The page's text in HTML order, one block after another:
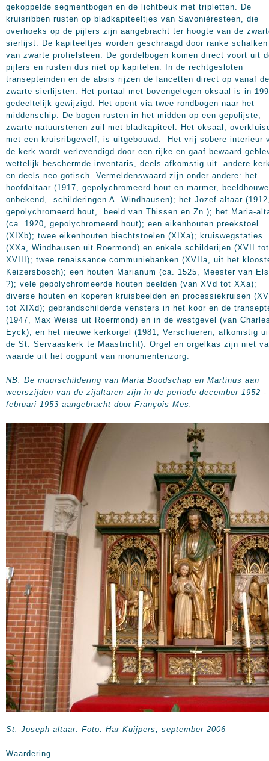
gekoppelde segmentbogen en de lichtbeuk met tripletten. De
kruisribben rusten op bladkapiteeltjes van Savonièresteen, die
overhoeks op de pijlers zijn aangebracht ter hoogte van de
sierlijst. De kapiteeltjes worden geschraagd door ranke schalken
van zwarte profielsteen. De gordelbogen komen direct voort uit
pijlers en rusten dus niet op kapitelen. In de rechtgesloten
transepteinden en de absis rijzen de lancetten direct op vanaf de
zwarte sierlijsten. Het portaal met bovengelegen oksaal is in
gedeeltelijk gewijzigd. Het opent via twee rondbogen naar het
middenschip. De bogen rusten in het midden op een gepolijste,
zwarte natuurstenen zuil met bladkapiteel. Het oksaal,
met een kruisribgewelf, is uitgebouwd. Het vrij sobere interieur
de kerk wordt verlevendigd door een rijke en gaaf bewaard
wettelijk beschermde inventaris, deels afkomstig uit andere
en deels neo-gotisch. Vermeldenswaard zijn onder andere: het
hoofdaltaar (1917, gepolychromeerd hout en marmer,
onbekend, schilderingen A. Windhausen); het Jozef-altaar
gepolychromeerd hout, beeld van Thissen en Zn.); het Maria-
(ca. 1920, gepolychromeerd hout); een eikenhouten preekstoel
(XIXb); twee eikenhouten biechtstoelen (XIXa); kruiswegstaties
(XXa, Windhausen uit Roermond) en enkele schilderijen (XVII tot
XVIII); twee renaissance communiebanken (XVIIa, uit het
Keizersbosch); een houten Marianum (ca. 1525, Meester van
?); vele gepolychromeerde houten beelden (van XVd tot XXa);
diverse houten en koperen kruisbeelden en processiekruisen
tot XIXd); gebrandschilderde vensters in het koor en de
(1947, Max Weiss uit Roermond) en in de westgevel (van
Eyck); en het nieuwe kerkorgel (1981, Verschueren, afkomstig
de St. Servaaskerk te Maastricht). Orgel en orgelkas zijn niet
waarde uit het oogpunt van monumentenzorg.
NB. De muurschildering van Maria Boodschap en Martinus aan
weerszijden van de zijaltaren zijn in de periode december 1952 -
februari 1953 aangebracht door François Mes.
St.-Joseph-altaar. Foto: Har Kuijpers, september 2006
Waardering.